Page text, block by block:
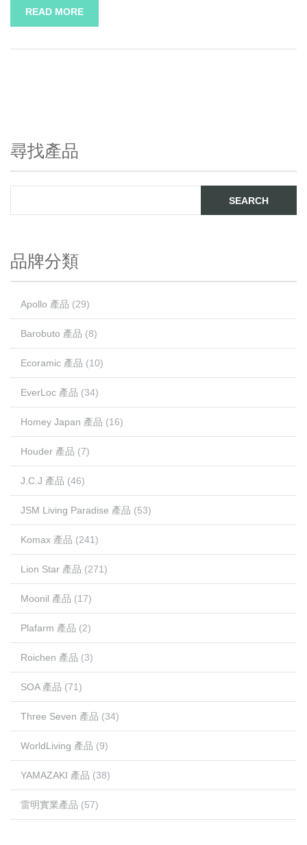
READ MORE
尋找產品
品牌分類
Apollo 產品 (29)
Barobuto 產品 (8)
Ecoramic 產品 (10)
EverLoc 產品 (34)
Homey Japan 產品 (16)
Houder 產品 (7)
J.C.J 產品 (46)
JSM Living Paradise 產品 (53)
Komax 產品 (241)
Lion Star 產品 (271)
Moonil 產品 (17)
Plafarm 產品 (2)
Roichen 產品 (3)
SOA 產品 (71)
Three Seven 產品 (34)
WorldLiving 產品 (9)
YAMAZAKI 產品 (38)
雷明實業產品 (57)